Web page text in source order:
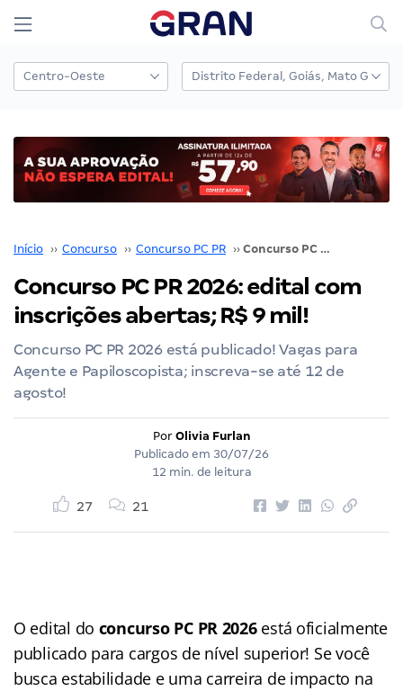
Início ›› Concurso ›› Concurso PC PR ›› Concurso PC PR 2026: edital com inscrições abertas; R$ 9 mil!
Concurso PC PR 2026: edital com
inscrições abertas; R$ 9 mil!
Concurso PC PR 2026 está publicado! Vagas para
Agente e Papiloscopista; inscreva-se até 12 de
agosto!
Por Olivia Furlan
Publicado em 30/07/26
12 min. de leitura
27 21
O edital do concurso PC PR 2026está oficialmente
publicado para cargos de nível superior! Se você
busca estabilidade e uma carreira de impacto na